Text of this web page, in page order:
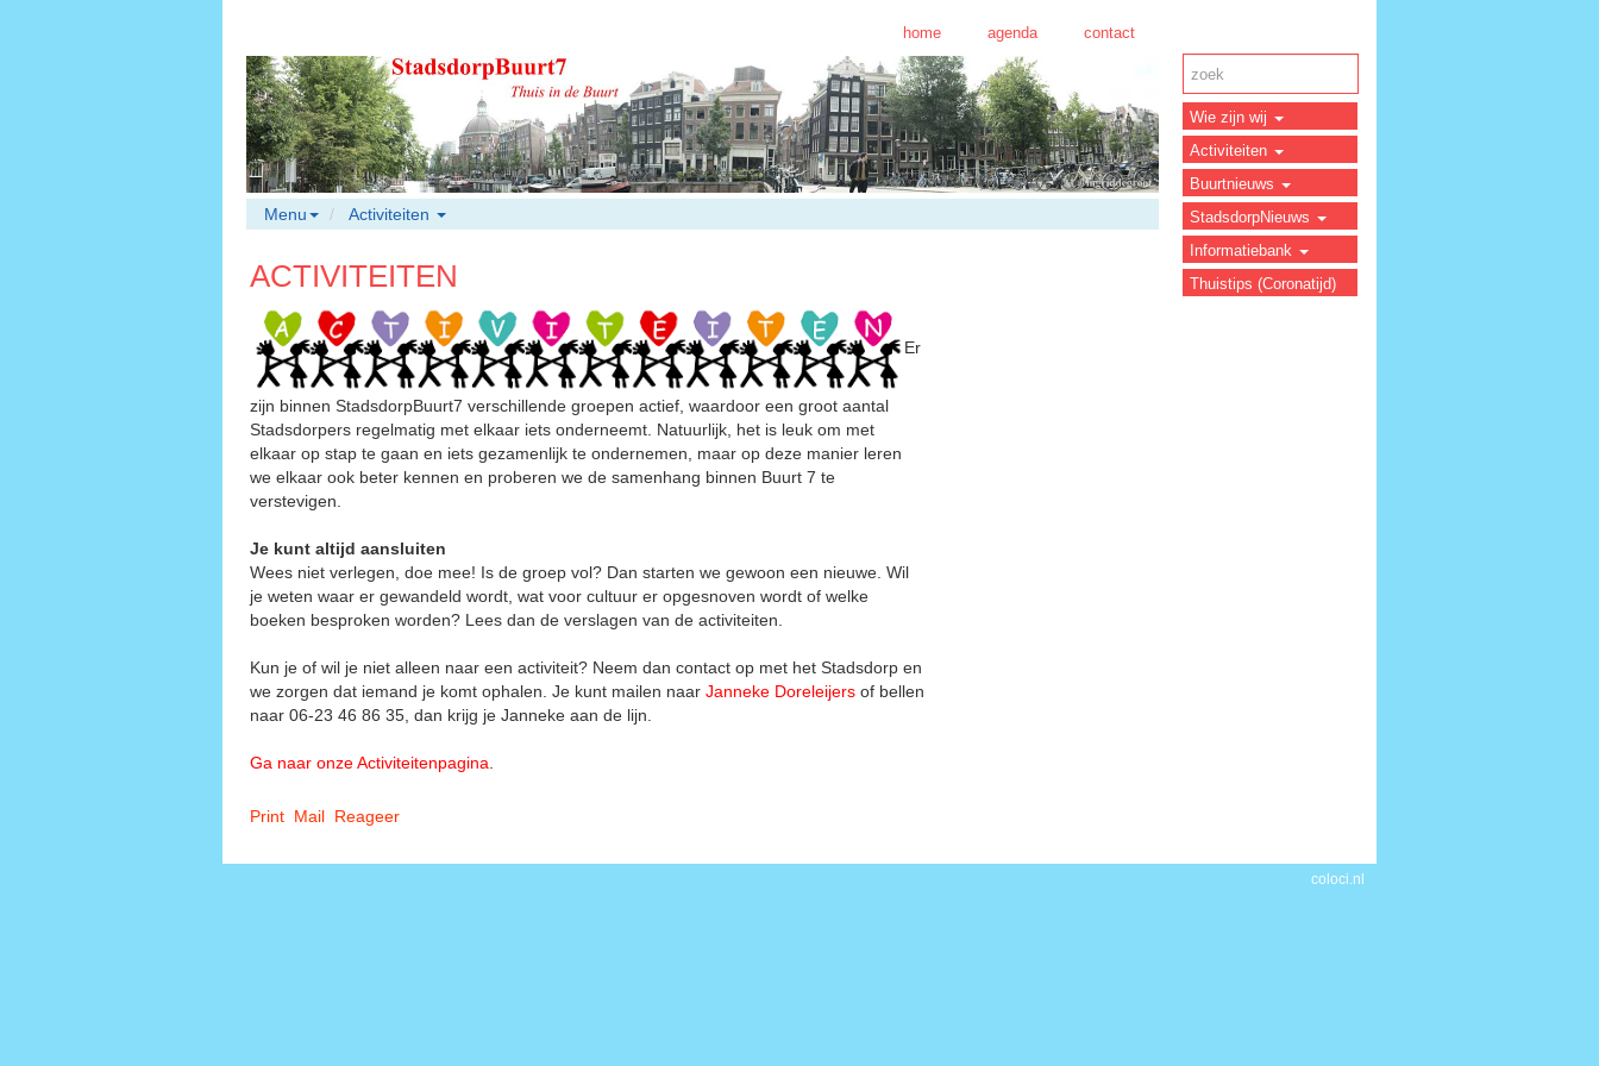
home agenda contact
Menu Activiteiten
ACTIVITEITEN
Er
zijn binnen StadsdorpBuurt7 verschillende groepen actief, waardoor een groot aantal
Stadsdorpers regelmatig met elkaar iets onderneemt. Natuurlijk, het is leuk om met
elkaar op stap te gaan en iets gezamenlijk te ondernemen, maar op deze manier leren
we elkaar ook beter kennen en proberen we de samenhang binnen Buurt 7 te
verstevigen.
Je kunt altijd aansluiten
Wees niet verlegen, doe mee! Is de groep vol? Dan starten we gewoon een nieuwe. Wil
je weten waar er gewandeld wordt, wat voor cultuur er opgesnoven wordt of welke
boeken besproken worden? Lees dan de verslagen van de activiteiten.
Kun je of wil je niet alleen naar een activiteit? Neem dan contact op met het Stadsdorp en
we zorgen dat iemand je komt ophalen. Je kunt mailen naar Janneke Doreleijers of bellen
naar 06-23 46 86 35, dan krijg je Janneke aan de lijn.
Ga naar onze Activiteitenpagina.
Print Mail Reageer
Wie zijn wij
Activiteiten
Buurtnieuws
StadsdorpNieuws
Informatiebank
Thuistips (Coronatijd)
coloci.nl